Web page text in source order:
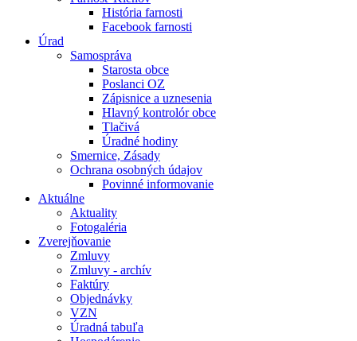
História farnosti
Facebook farnosti
Úrad
Samospráva
Starosta obce
Poslanci OZ
Zápisnice a uznesenia
Hlavný kontrolór obce
Tlačivá
Úradné hodiny
Smernice, Zásady
Ochrana osobných údajov
Povinné informovanie
Aktuálne
Aktuality
Fotogaléria
Zverejňovanie
Zmluvy
Zmluvy - archív
Faktúry
Objednávky
VZN
Úradná tabuľa